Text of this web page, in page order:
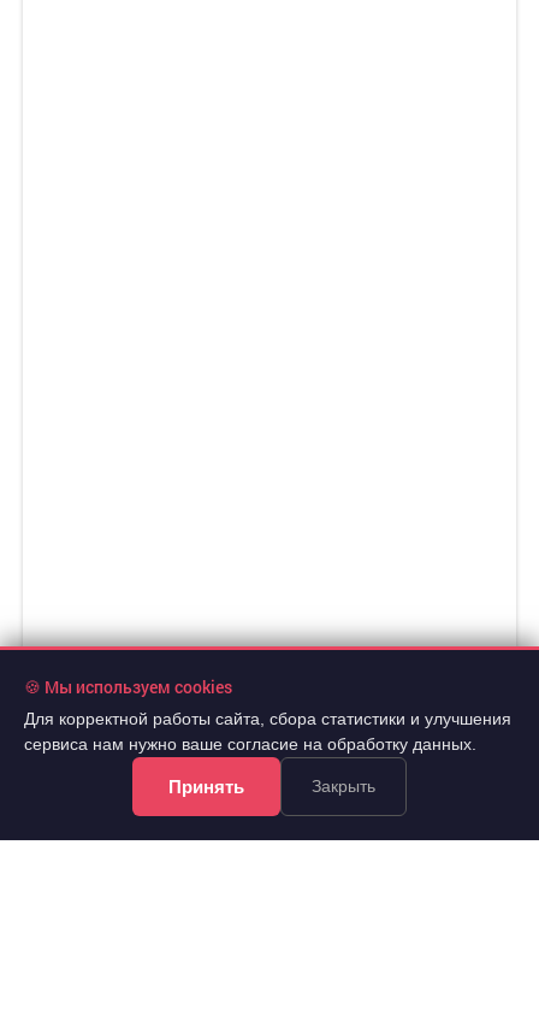
🍪 Мы используем cookies
Для корректной работы сайта, сбора статистики и улучшения
сервиса нам нужно ваше согласие на обработку данных.
Принять Закрыть